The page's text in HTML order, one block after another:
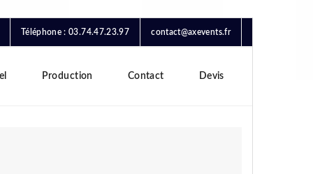
Téléphone : 03.74.47.23.97 contact@axevents.fr
Production Contact Devis